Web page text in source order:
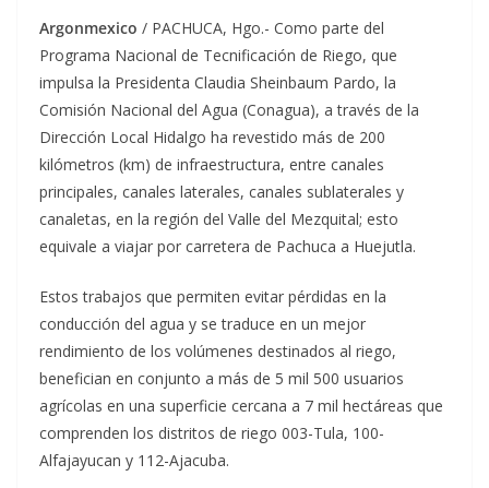
Argonmexico / PACHUCA, Hgo.- Como parte del
Programa Nacional de Tecnificación de Riego, que
impulsa la Presidenta Claudia Sheinbaum Pardo, la
Comisión Nacional del Agua (Conagua), a través de la
Dirección Local Hidalgo ha revestido más de 200
kilómetros (km) de infraestructura, entre canales
principales, canales laterales, canales sublaterales y
canaletas, en la región del Valle del Mezquital; esto
equivale a viajar por carretera de Pachuca a Huejutla.
Estos trabajos que permiten evitar pérdidas en la
conducción del agua y se traduce en un mejor
rendimiento de los volúmenes destinados al riego,
benefician en conjunto a más de 5 mil 500 usuarios
agrícolas en una superficie cercana a 7 mil hectáreas que
comprenden los distritos de riego 003-Tula, 100-
Alfajayucan y 112-Ajacuba.